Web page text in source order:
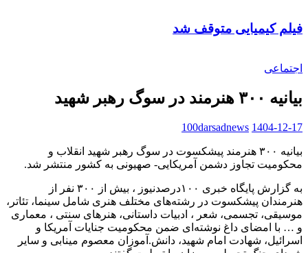
فیلم کیمیایی متوقف شد
اجتماعی
بیانیه ۳۰۰ هنرمند در سوگ رهبر شهید
100darsadnews 1404-12-17
بیانیه ۳۰۰ هنرمند پیشکسوت در سوگ رهبر شهید انقلاب و
محکومیت تجاوز دشمن آمریکایی- صهیونی به کشور منتشر شد.
به گزارش پایگاه خبری ۱۰۰درصدنیوز ، بیش از ۳۰۰ نفر از
هنرمندان پیشکسوت در رشته‌های مختلف هنری شامل سینما، تئاتر،
موسیقی، تجسمی، شعر ، ادبیات داستانی، هنرهای سنتی ، معماری
و … با امضای داغ نوشته‌ای ضمن محکومیت جنایات آمریکا و
اسرائیل، شهادت امام شهید، دانش.آموزان معصوم مینابی و سایر